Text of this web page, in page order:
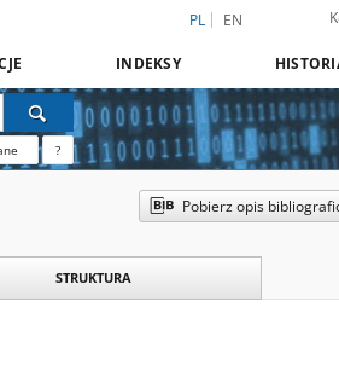
PL EN
INDEKSY
?
Pobierz opis
STRUKTURA